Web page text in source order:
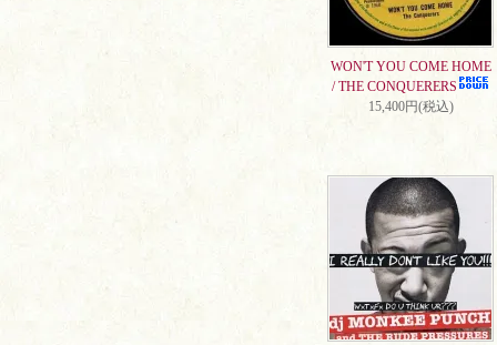
WON'T YOU COME HOME
/ THE CONQUERERS
15,400円(税込)